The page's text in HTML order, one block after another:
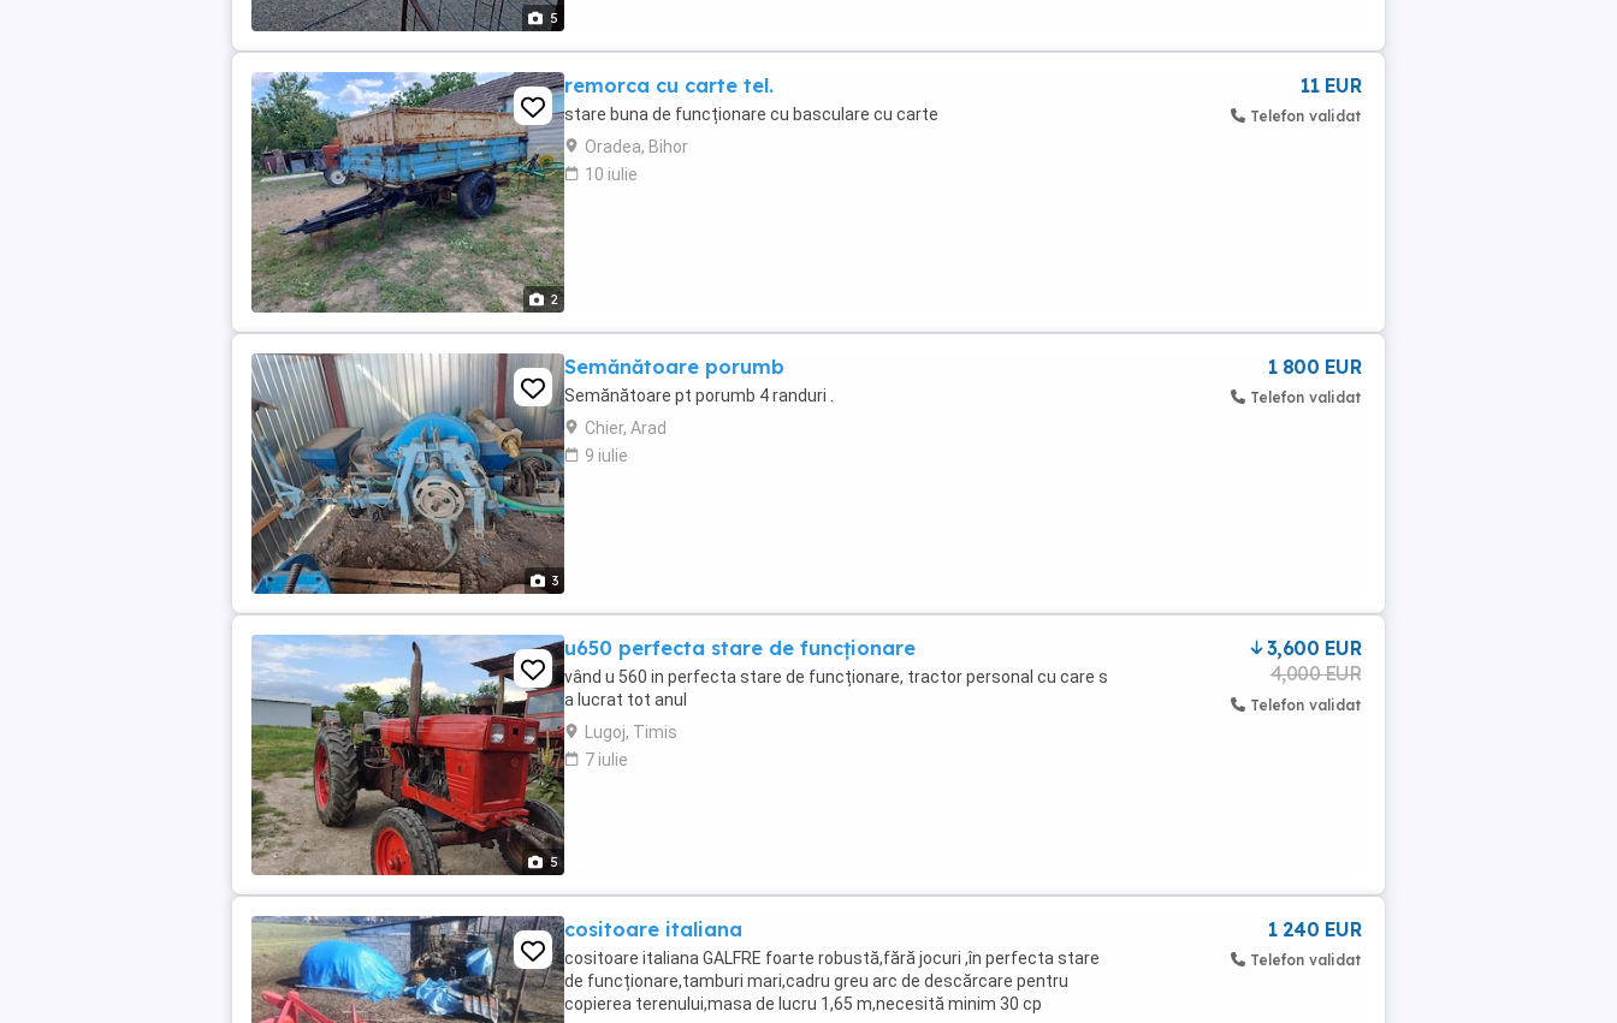
5
2
remorca cu carte tel.
stare buna de funcționare cu basculare cu carte
Oradea, Bihor
10 iulie
11 EUR
Telefon validat
3
Semănătoare porumb
Semănătoare pt porumb 4 randuri .
Chier, Arad
9 iulie
1 800 EUR
Telefon validat
5
u650 perfecta stare de funcționare
vând u 560 in perfecta stare de funcționare, tractor personal cu care s
a lucrat tot anul
Lugoj, Timis
7 iulie
3,600 EUR
4,000 EUR
Telefon validat
cositoare italiana
cositoare italiana GALFRE foarte robustă,fără jocuri ,în perfecta stare
de funcționare,tamburi mari,cadru greu arc de descărcare pentru
copierea terenului,masa de lucru 1,65 m,necesită minim 30 cp
1 240 EUR
Telefon validat